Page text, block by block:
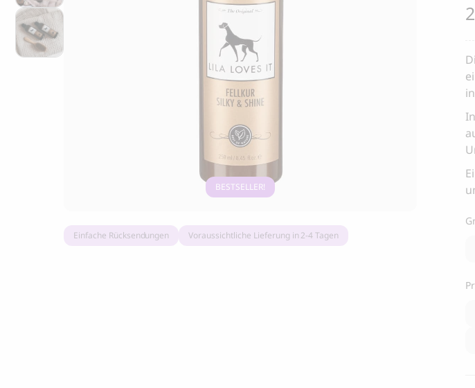
Grandorf Fresh mit Pute, Trockenfutter
für ausgewachsene kleine Rassen
16.90CHF
Marly & Dan Dental Care, Zahnpflege-
9.50
BESTSELLER
Einfache Rücksendungen Voraussichtliche Lieferung in 2-4 Tagen
Vielen Dank für deine
Ich stimme zu,
Ich bin damit einverstanden,
Adresse und das Anklicken des
jederzeit von diesen Mitteilungen